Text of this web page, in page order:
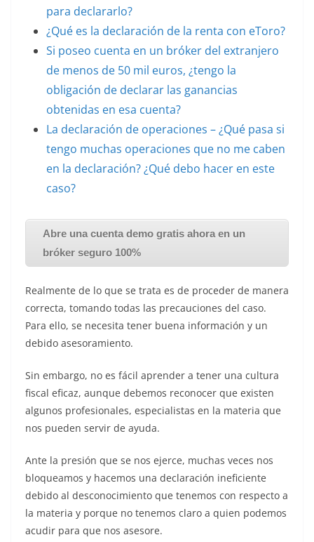
para declararlo?
¿Qué es la declaración de la renta con eToro?
Si poseo cuenta en un bróker del extranjero
de menos de 50 mil euros, ¿tengo la
obligación de declarar las ganancias
obtenidas en esa cuenta?
La declaración de operaciones – ¿Qué pasa si
tengo muchas operaciones que no me caben
en la declaración? ¿Qué debo hacer en este
caso?
Abre una cuenta demo gratis ahora en un
bróker seguro 100%
Realmente de lo que se trata es de proceder de manera
correcta, tomando todas las precauciones del caso.
Para ello, se necesita tener buena información y un
debido asesoramiento.
Sin embargo, no es fácil aprender a tener una cultura
fiscal eficaz, aunque debemos reconocer que existen
algunos profesionales, especialistas en la materia que
nos pueden servir de ayuda.
Ante la presión que se nos ejerce, muchas veces nos
bloqueamos y hacemos una declaración ineficiente
debido al desconocimiento que tenemos con respecto a
la materia y porque no tenemos claro a quien podemos
acudir para que nos asesore.